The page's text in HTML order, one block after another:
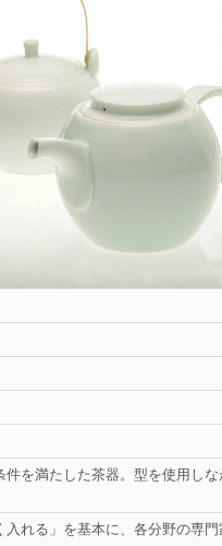
を満たした茶器。型を使用し
れる」を基本に、各分野の専